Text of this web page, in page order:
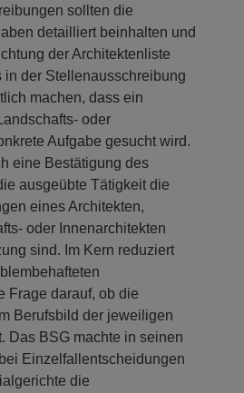
sollten die
detailliert beinhalten und
der Architektenliste
in der Stellenausschreibung
machen, dass ein
oder
Aufgabe gesucht wird.
eine Bestätigung des
ausgeübte Tätigkeit die
eines Architekten,
oder Innenarchitekten
sind. Im Kern reduziert
Frage darauf, ob die
Berufsbild der jeweiligen
Das BSG machte in seinen
Einzelfallentscheidungen
die